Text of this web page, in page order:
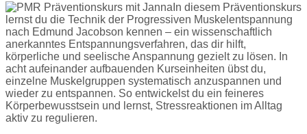
In diesem Präventionskurs
lernst du die Technik der Progressiven Muskelentspannung
nach Edmund Jacobson kennen – ein wissenschaftlich
anerkanntes Entspannungsverfahren, das dir hilft,
körperliche und seelische Anspannung gezielt zu lösen. In
acht aufeinander aufbauenden Kurseinheiten übst du,
einzelne Muskelgruppen systematisch anzuspannen und
wieder zu entspannen. So entwickelst du ein feineres
Körperbewusstsein und lernst, Stressreaktionen im Alltag
aktiv zu regulieren.